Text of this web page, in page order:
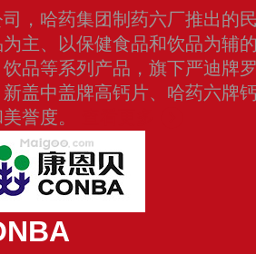
，哈药集团制药六厂推出的
主、以保健食品和饮品为辅
品等系列产品，旗下严迪牌
盖中盖牌高钙片、哈药六牌
誉度。